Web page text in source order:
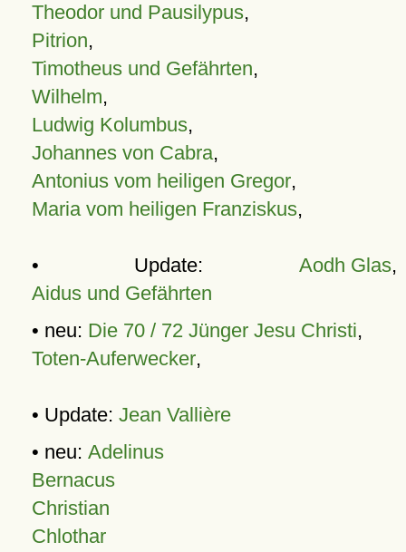
Theodor und Pausilypus,
Pitrion,
Timotheus und Gefährten,
Wilhelm,
Ludwig Kolumbus,
Johannes von Cabra,
Antonius vom heiligen Gregor,
Maria vom heiligen Franziskus,
• Update: Aodh Glas,
Aidus und Gefährten
• neu: Die 70 / 72 Jünger Jesu Christi,
Toten-Auferwecker,
• Update: Jean Vallière
• neu: Adelinus
Bernacus
Christian
Chlothar